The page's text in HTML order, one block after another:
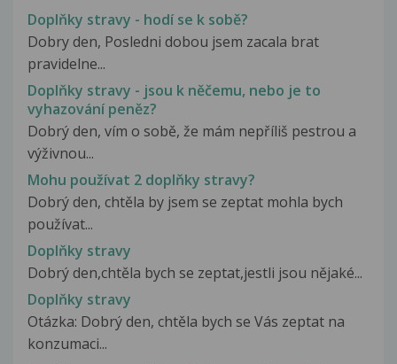
Doplňky stravy - hodí se k sobě?
Dobry den, Posledni dobou jsem zacala brat
pravidelne...
Doplňky stravy - jsou k něčemu, nebo je to
vyhazování peněz?
Dobrý den, vím o sobě, že mám nepříliš pestrou a
výživnou...
Mohu používat 2 doplňky stravy?
Dobrý den, chtěla by jsem se zeptat mohla bych
používat...
Doplňky stravy
Dobrý den,chtěla bych se zeptat,jestli jsou nějaké...
Doplňky stravy
Otázka: Dobrý den, chtěla bych se Vás zeptat na
konzumaci...